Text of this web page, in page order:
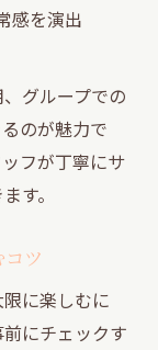
感を演出
グループでの
のが魅力で
フが丁寧にサ
す。
ツ
に楽しむに
にチェックす